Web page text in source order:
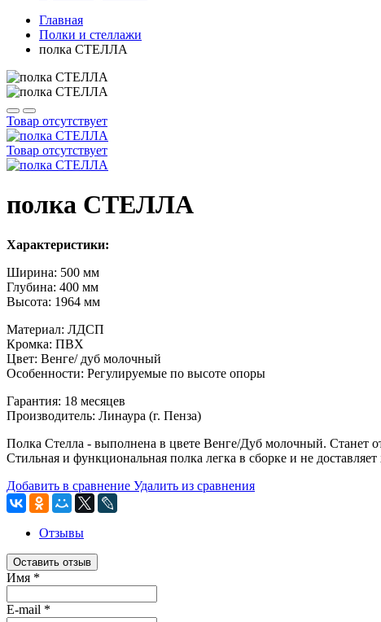
Главная
Полки и стеллажи
полка СТЕЛЛА
Товар отсутствует
Товар отсутствует
полка СТЕЛЛА
Характеристики:
Ширина: 500 мм
Глубина: 400 мм
Высота: 1964 мм
Материал: ЛДСП
Кромка: ПВХ
Цвет: Венге/ дуб молочный
Особенности: Регулируемые по высоте опоры
Гарантия: 18 месяцев
Производитель: Линаура (г. Пенза)
Полка Стелла - выполнена в цвете Венге/Дуб молочный. Станет
Стильная и функциональная полка легка в сборке и не
Добавить в сравнение Удалить из сравнения
Отзывы
Оставить отзыв
Имя *
E-mail *